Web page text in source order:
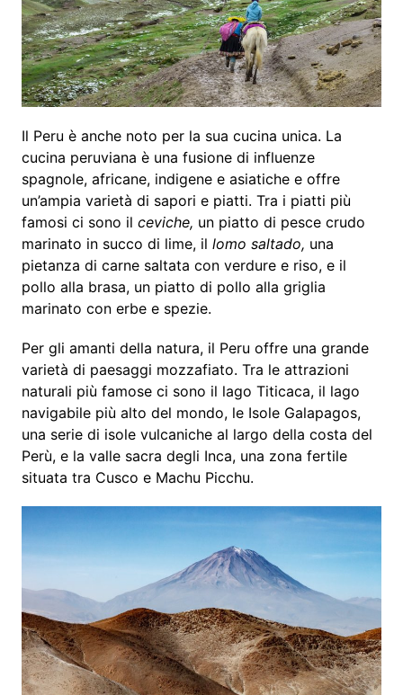
Il Peru è anche noto per la sua cucina unica. La
cucina peruviana è una fusione di influenze
spagnole, africane, indigene e asiatiche e offre
un’ampia varietà di sapori e piatti. Tra i piatti più
famosi ci sono il ceviche, un piatto di pesce crudo
marinato in succo di lime, il lomo saltado, una
pietanza di carne saltata con verdure e riso, e il
pollo alla brasa, un piatto di pollo alla griglia
marinato con erbe e spezie.
Per gli amanti della natura, il Peru offre una grande
varietà di paesaggi mozzafiato. Tra le attrazioni
naturali più famose ci sono il lago Titicaca, il lago
navigabile più alto del mondo, le Isole Galapagos,
una serie di isole vulcaniche al largo della costa del
Perù, e la valle sacra degli Inca, una zona fertile
situata tra Cusco e Machu Picchu.